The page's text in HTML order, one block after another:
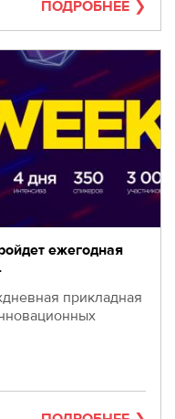
ПОДРОБНЕЕ
ежегодная
прикладная